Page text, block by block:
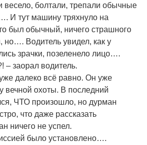
весело, болтали, трепали обычные
И тут машину тряхнуло на
был обычный, ничего страшного
Водитель увидел, как у
зрачки, позеленело лицо….
заорал водитель.
далеко всё равно. Он уже
вечной охоты. В последний
ЧТО произошло, но дурман
что даже рассказать
ничего не успел.
было установлено….